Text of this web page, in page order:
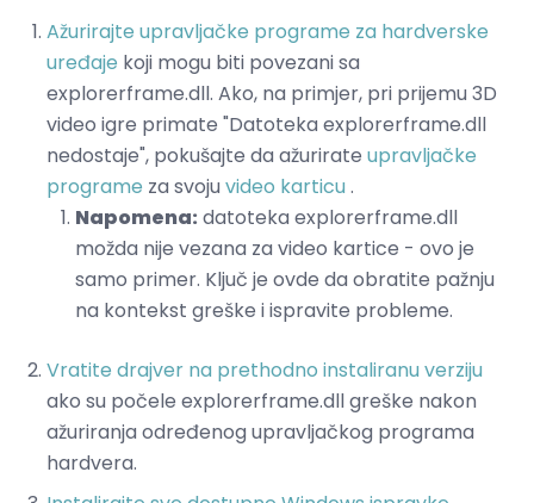
Ažurirajte upravljačke programe za hardverske
uređaje koji mogu biti povezani sa
explorerframe.dll. Ako, na primjer, pri prijemu 3D
video igre primate "Datoteka explorerframe.dll
nedostaje", pokušajte da ažurirate upravljačke
programe za svoju video karticu.
Napomena: datoteka explorerframe.dll
možda nije vezana za video kartice - ovo je
samo primer. Ključ je ovde da obratite pažnju
na kontekst greške i ispravite probleme.
Vratite drajver na prethodno instaliranu verziju
ako su počele explorerframe.dll greške nakon
ažuriranja određenog upravljačkog programa
hardvera.